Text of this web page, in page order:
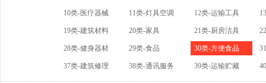
10类-医疗器械 11类-灯具空调 12类-运输工具
19类-建筑材料 20类-家具 21类-厨房洁具
28类-健身器材 29类-食品 30类-方便食品
37类-建筑修理 38类-通讯服务 39类-运输贮藏